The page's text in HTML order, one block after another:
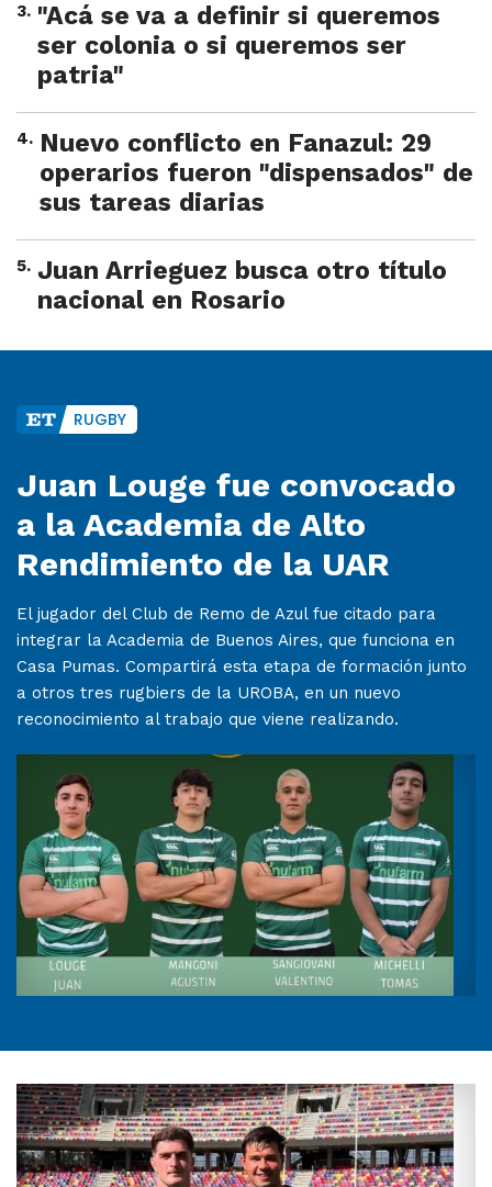
3. "Acá se va a definir si queremos
ser colonia o si queremos ser
patria"
4. Nuevo conflicto en Fanazul: 29
operarios fueron "dispensados" de
sus tareas diarias
5. Juan Arrieguez busca otro título
nacional en Rosario
RUGBY
Juan Louge fue convocado
a la Academia de Alto
Rendimiento de la UAR
El jugador del Club de Remo de Azul fue citado para
integrar la Academia de Buenos Aires, que funciona en
Casa Pumas. Compartirá esta etapa de formación junto
a otros tres rugbiers de la UROBA, en un nuevo
reconocimiento al trabajo que viene realizando.